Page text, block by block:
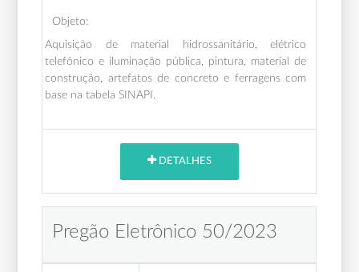
Objeto:
Aquisição de material hidrossanitário, elétrico
telefônico e iluminação pública, pintura, material de
construção, artefatos de concreto e ferragens com
base na tabela SINAPI.
DETALHES
Pregão Eletrônico 50/2023